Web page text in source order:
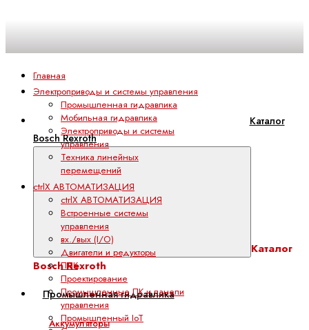
Каталог
Bosch Rexroth
Каталог
Bosch Rexroth
Промышленная гидравлика
Аккумуляторы
Главная
Электроприводы и системы управления
Промышленная гидравлика
Мобильная гидравлика
Электроприводы и системы
управления
Техника линейных
перемещений
ctrlX АВТОМАТИЗАЦИЯ
ctrlX АВТОМАТИЗАЦИЯ
Встроенные системы
управления
вх./вых (I/O)
Двигатели и редукторы
ПЛК
Проектирование
Промышленные ПК и панели
управления
Промышленный IoT